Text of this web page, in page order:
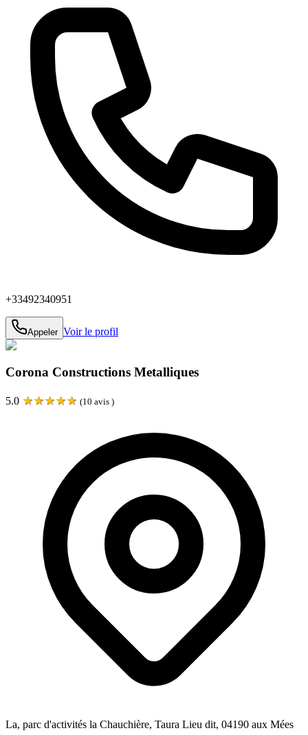
+33492340951
Appeler Voir le profil
Corona Constructions Metalliques
5.0 ★★★★★ (10 avis )
La, parc d'activités la Chauchière, Taura Lieu dit, 04190 aux Mées